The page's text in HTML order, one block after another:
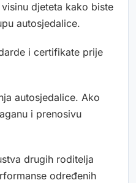
djeteta kako biste
autosjedalice.
i certifikate prije
autosjedalice. Ako
i prenosivu
drugih roditelja
određenih